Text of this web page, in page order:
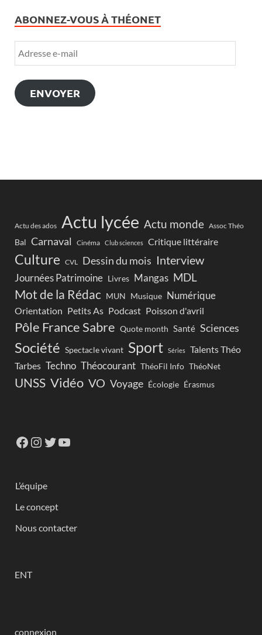
ABONNEZ-VOUS À THÉONET
ENVOYER
Actu des ados Actu lycée Actu monde Assoc Théo
Bal Carnaval Cinéma Club sciences Critique littéraire
Culture CVL Dessin du mois Interview
Journées Patrimoine Livres Mangas MDL
Mot de la Rédac MUN Musique Numérique
Orientation Petits As Podcast Poisson d'avril
Pôle France Sabre Quote month Santé Sciences
Société Spectacle vivant Sport Séries
Talents Théo
Tarbes Techno Théocourant ThéoFil Info ThéoNet
UNSS Vidéo VO Voyage Écologie Érasmus
L’équipe
Le concept
Nous contacter
ENT
connexion